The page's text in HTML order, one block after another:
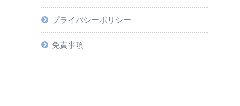
プライバシーポリシー
免責事項